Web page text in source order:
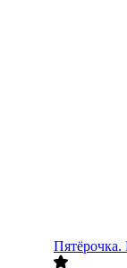
Пятёрочка.